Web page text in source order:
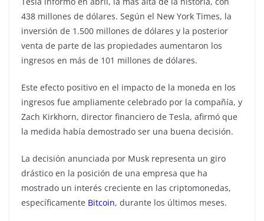
438 millones de dólares. Según el New York Times, la
inversión de 1.500 millones de dólares y la posterior
venta de parte de las propiedades aumentaron los
ingresos en más de 101 millones de dólares.
Este efecto positivo en el impacto de la moneda en los
ingresos fue ampliamente celebrado por la compañía, y
Zach Kirkhorn, director financiero de Tesla, afirmó que
la medida había demostrado ser una buena decisión.
La decisión anunciada por Musk representa un giro
drástico en la posición de una empresa que ha
mostrado un interés creciente en las criptomonedas,
específicamente Bitcoin, durante los últimos meses.